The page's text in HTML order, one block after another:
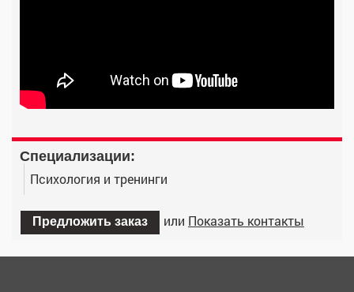
Cпециализации:
Психология и тренинги
Предложить заказ или Показать контакты